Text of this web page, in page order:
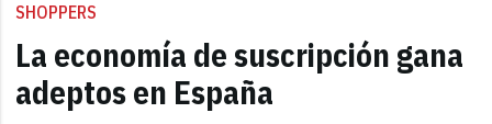
SHOPPERS
La economía de suscripción gana
adeptos en España